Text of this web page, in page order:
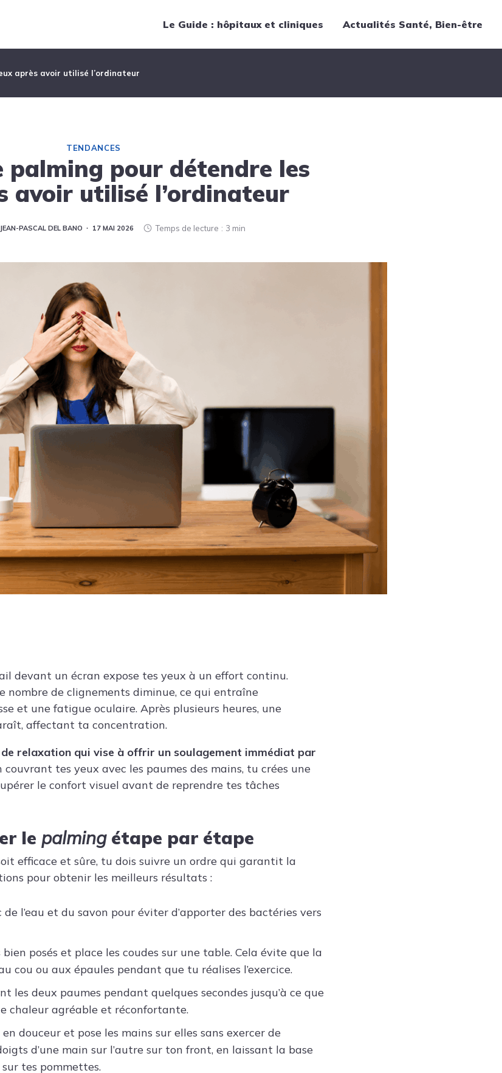
Le Guide : hôpitaux et cliniques Actualités Santé, Bien-être
Medical News in English
après avoir utilisé l’ordinateur
TENDANCES
palming pour détendre les
avoir utilisé l’ordinateur
PASCAL DEL BANO 17 MAI 2026 Temps de lecture 3 min
devant un écran expose tes yeux à un effort continu.
nombre de clignements diminue, ce qui entraîne
et une fatigue oculaire. Après plusieurs heures, une
affectant ta concentration.
de relaxation qui vise à offrir un soulagement immédiat par
couvrant tes yeux avec les paumes des mains, tu crées une
le confort visuel avant de reprendre tes tâches
le palmingétape par étape
efficace et sûre, tu dois suivre un ordre qui garantit la
pour obtenir les meilleurs résultats :
l’eau et du savon pour éviter d’apporter des bactéries vers
posés et place les coudes sur une table. Cela évite que la
cou ou aux épaules pendant que tu réalises l’exercice.
les deux paumes pendant quelques secondes jusqu’à ce que
chaleur agréable et réconfortante.
douceur et pose les mains sur elles sans exercer de
d’une main sur l’autre sur ton front, en laissant la base
tes pommettes.